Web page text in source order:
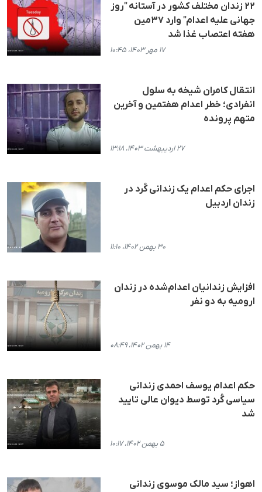
۲۲ زندان مختلف کشور در آستانه "روز
جهانی علیه اعدام" وارد ۳۷مین
هفته اعتصاب غذا شد
۱۷ مهر ۱۴۰۳، ۱۰:۴۵
انتقال کامران شیخه به سلول
انفرادی؛ خطر اعدام هفتمین و آخرین
متهم پرونده
۲۷ اردیبهشت ۱۴۰۳، ۱۳:۱۸
اجرای حکم اعدام یک زندانی کُرد در
زندان اردبیل
۳۰ بهمن ۱۴۰۲، ۱۱:۱۰
افزایش زندانیان اعدام‌شده در زندان
ارومیه به دو نفر
۱۴ بهمن ۱۴۰۲، ۰۸:۴۹
حکم اعدام یوسف احمدی زندانی
سیاسی کُرد توسط دیوان عالی تایید
شد
۵ بهمن ۱۴۰۲، ۱۰:۱۷
اهواز؛ سید مالک موسوی زندانی